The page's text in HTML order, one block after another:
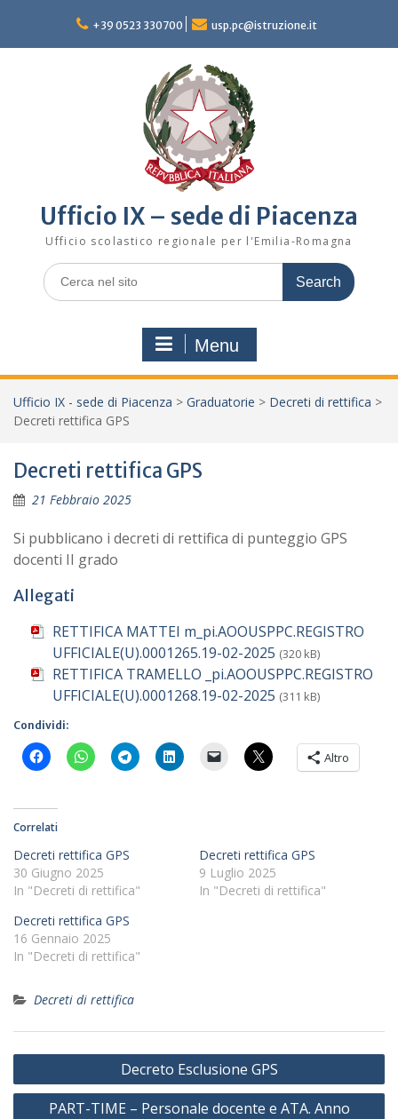
content
+39 0523 330700 usp.pc@istruzione.it
Ufficio IX – sede di Piacenza
Ufficio scolastico regionale per l'Emilia-Romagna
Search
for:
Menu
Ufficio IX - sede di Piacenza > Graduatorie > Decreti di rettifica >
Decreti rettifica GPS
Decreti rettifica GPS
21 Febbraio 2025
Si pubblicano i decreti di rettifica di punteggio GPS
docenti II grado
Allegati
RETTIFICA MATTEI m_pi.AOOUSPPC.REGISTRO
UFFICIALE(U).0001265.19-02-2025 (320 kB)
RETTIFICA TRAMELLO _pi.AOOUSPPC.REGISTRO
UFFICIALE(U).0001268.19-02-2025 (311 kB)
Condividi:
Altro
Correlati
Decreti rettifica GPS
30 Giugno 2025
In "Decreti di rettifica"
Decreti rettifica GPS
9 Luglio 2025
In "Decreti di rettifica"
Decreti rettifica GPS
16 Gennaio 2025
In "Decreti di rettifica"
Decreti di rettifica
Navigazione
articoli
Decreto Esclusione GPS
PART-TIME – Personale docente e ATA. Anno